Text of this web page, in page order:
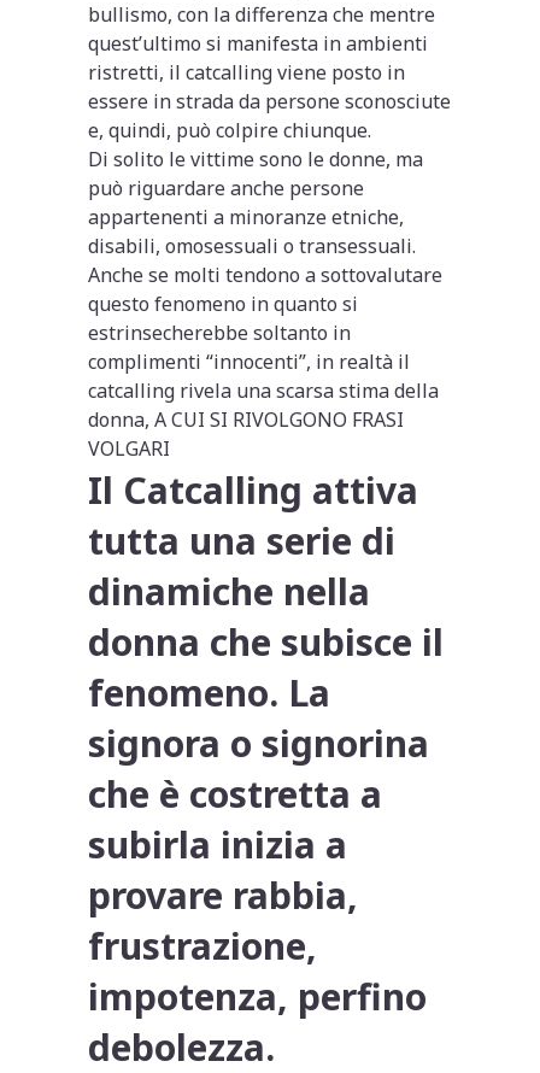
bullismo, con la differenza che mentre
quest’ultimo si manifesta in ambienti
ristretti, il catcalling viene posto in
essere in strada da persone sconosciute
e, quindi, può colpire chiunque.
Di solito le vittime sono le donne, ma
può riguardare anche persone
appartenenti a minoranze etniche,
disabili, omosessuali o transessuali.
Anche se molti tendono a sottovalutare
questo fenomeno in quanto si
estrinsecherebbe soltanto in
complimenti “innocenti”, in realtà il
catcalling rivela una scarsa stima della
donna, A CUI SI RIVOLGONO FRASI
VOLGARI
Il Catcalling attiva
tutta una serie di
dinamiche nella
donna che subisce il
fenomeno. La
signora o signorina
che è costretta a
subirla inizia a
provare rabbia,
frustrazione,
impotenza, perfino
debolezza.